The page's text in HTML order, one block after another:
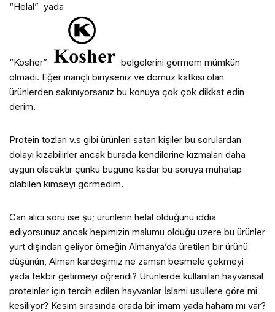
“Helal” yada
“Kosher”
belgelerini görmem mümkün
olmadı. Eğer inançlı biriyseniz ve domuz katkısı olan
ürünlerden sakınıyorsanız bu konuya çok çok dikkat edin
derim.
Protein tozları v.s gibi ürünleri satan kişiler bu sorulardan
dolayı kızabilirler ancak burada kendilerine kızmaları daha
uygun olacaktır çünkü bugüne kadar bu soruya muhatap
olabilen kimseyi görmedim.
Can alıcı soru ise şu; ürünlerin helal olduğunu iddia
ediyorsunuz ancak hepimizin malumu olduğu üzere bu ürünler
yurt dışından geliyor örneğin Almanya’da üretilen bir ürünü
düşünün, Alman kardeşimiz ne zaman besmele çekmeyi
yada tekbir getirmeyi öğrendi? Ürünlerde kullanılan hayvansal
proteinler için tercih edilen hayvanlar İslami usullere göre mi
kesiliyor? Kesim sırasında orada bir imam yada haham mı var?